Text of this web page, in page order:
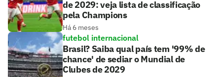
de 2029: veja lista de classificação
pela Champions
Há 6 meses
futebol internacional
Brasil? Saiba qual país tem '99% de
chance' de sediar o Mundial de
Clubes de 2029